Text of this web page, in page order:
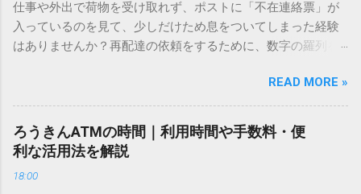
必要はありません。 1. なぜ「変換」しても旧字・外字が出て
こないのか？ そもそも、なぜ普通の変換で出てこない漢字が
あるのでしょうか。その理由は、パソコンが文字を認識する
は、JIS規格（日本産業規格）によって「第1水準」「第2水
準」といった形で整理されています。しかし、人名や地名に
使われる非常に古い漢字（旧字）や、特定の組織だけで作ら
れた「外字」は、この一般的な変換リストに含まれていない
仕事や外出で荷物を受け取れず、ポストに「不在連絡票」が
入っているのを見て、少しだけため息をついてしまった経験
はありませんか？再配達の依頼をするために、数字の羅列を
ことに申し訳なさを感じたりすることもあるかもしれませ
ん。 「もっとスムーズに、自分のタイミングで受け取りた
い」 「わざわざ電話をかけずに、スマホ一つで完結させた
い」 そんな願いを叶えてくれるのが、佐川急便の会員制サー
ビス「スマートクラブ」と、LINEや公式アプリの連携です。
これらを活用するだけで、再配達のストレスは驚くほど軽く
READ MORE »
ろうきんATMの時間｜利用時間や手数料・便
利な活用法を解説
18:00